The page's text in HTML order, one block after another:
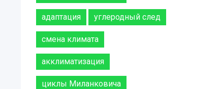
адаптация углеродный след
смена климата
акклиматизация
циклы Миланковича